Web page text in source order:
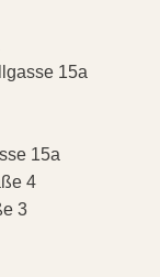
15a
15a
4
3